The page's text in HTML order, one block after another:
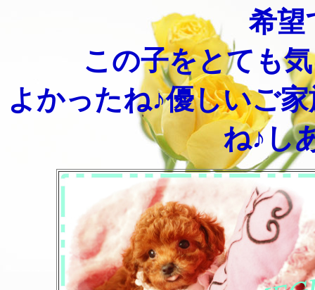
希望
この子をとても
よかったね♪優しいご
ね♪し